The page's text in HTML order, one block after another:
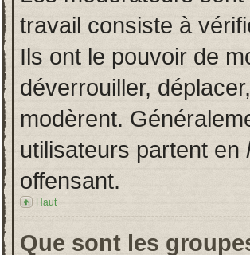
travail consiste à
Ils ont le pouvoir de
déverrouiller,
modèrent.
utilisateurs partent en
offensant.
Haut
Que sont les